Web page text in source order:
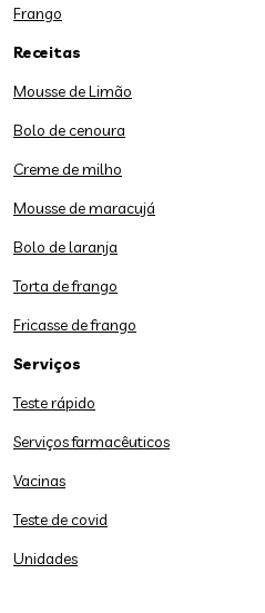
Frango
Receitas
Mousse de Limão
Bolo de cenoura
Creme de milho
Mousse de maracujá
Bolo de laranja
Torta de frango
Fricasse de frango
Serviços
Teste rápido
Serviços farmacêuticos
Vacinas
Teste de covid
Unidades